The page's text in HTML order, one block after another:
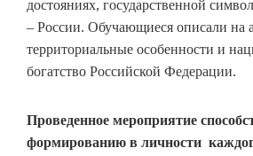
достояниях, государственной
– России. Обучающиеся описали на
территориальные особенности и
богатство Российской Федерации.
Проведенное мероприятие
формированию в личности